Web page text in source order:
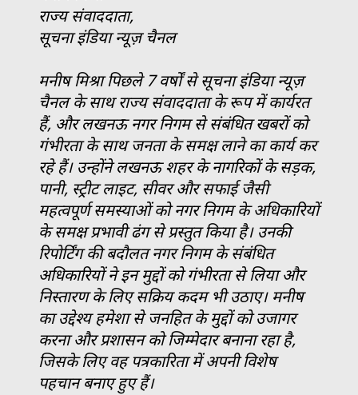
राज्य संवाददाता,
सूचना इंडिया न्यूज़ चैनल
मनीष मिश्रा पिछले 7 वर्षों से सूचना इंडिया न्यूज़
चैनल के साथ राज्य संवाददाता के रूप में कार्यरत
हैं, और लखनऊ नगर निगम से संबंधित खबरों को
गंभीरता के साथ जनता के समक्ष लाने का कार्य कर
रहे हैं। उन्होंने लखनऊ शहर के नागरिकों के सड़क,
पानी, स्ट्रीट लाइट, सीवर और सफाई जैसी
महत्वपूर्ण समस्याओं को नगर निगम के अधिकारियों
के समक्ष प्रभावी ढंग से प्रस्तुत किया है। उनकी
रिपोर्टिंग की बदौलत नगर निगम के संबंधित
अधिकारियों ने इन मुद्दों को गंभीरता से लिया और
निस्तारण के लिए सक्रिय कदम भी उठाए। मनीष
का उद्देश्य हमेशा से जनहित के मुद्दों को उजागर
करना और प्रशासन को जिम्मेदार बनाना रहा है,
जिसके लिए वह पत्रकारिता में अपनी विशेष
पहचान बनाए हुए हैं।